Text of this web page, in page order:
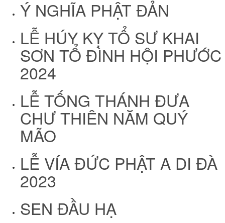
Ý NGHĨA PHẬT ĐẢN
LỄ HÚY KỴ TỔ SƯ KHAI
SƠN TỔ ĐÌNH HỘI PHƯỚC
2024
LỄ TỐNG THÁNH ĐƯA
CHƯ THIÊN NĂM QUÝ
MÃO
LỄ VÍA ĐỨC PHẬT A DI ĐÀ
2023
SEN ĐẦU HẠ